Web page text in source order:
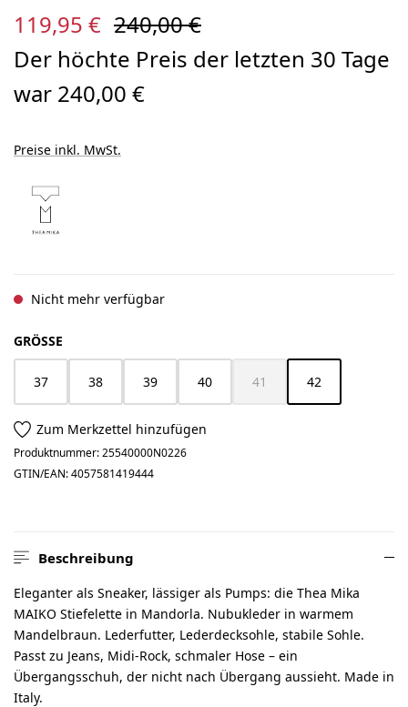
Verkaufspreis:
119,95 € Regulärer Preis:
240,00 €
Der höchte Preis der letzten 30 Tage
war 240,00 €
Preise inkl. MwSt.
Nicht mehr verfügbar
GRÖSSE
37 38 39 40 41
(Diese Option ist zurzeit
42
(Diese Option ist
Zum Merkzettel hinzufügen
Produktnummer:25540000N0226
GTIN/EAN:4057581419444
Beschreibung
Eleganter als Sneaker, lässiger als Pumps: die Thea Mika
MAIKO Stiefelette in Mandorla. Nubukleder in warmem
Mandelbraun. Lederfutter, Lederdecksohle, stabile Sohle.
Passt zu Jeans, Midi-Rock, schmaler Hose – ein
Übergangsschuh, der nicht nach Übergang aussieht. Made in
Italy.